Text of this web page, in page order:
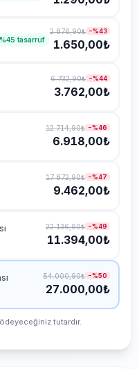
%45 tasarruf
2.876,90₺ −%43
1.650,00₺
6.732,90₺ −%44
3.762,00₺
12.714,90₺ −%46
6.918,00₺
17.872,90₺ −%47
9.462,00₺
22.136,90₺ −%49
11.394,00₺
54.000,90₺ −%50
27.000,00₺
tutardır.